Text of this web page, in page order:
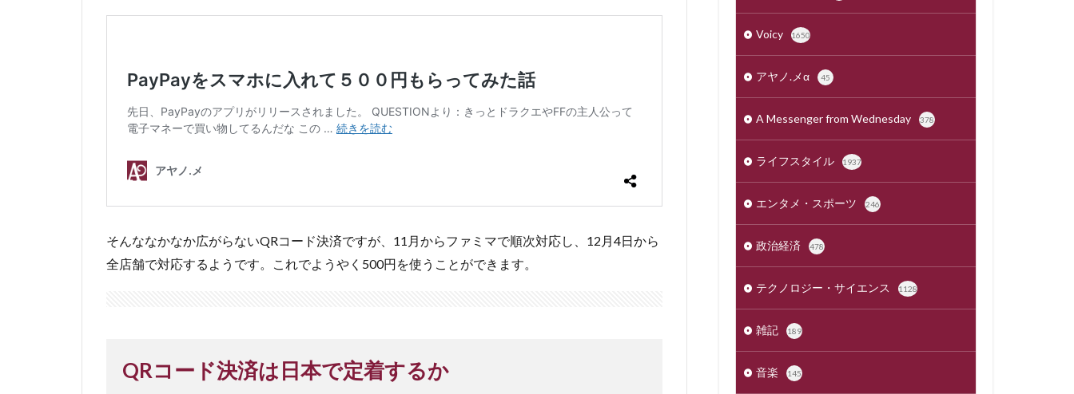
そんななかなか広がらないQRコード決済ですが、11月からファミマで順次対応し、12月4日から
全店舗で対応するようです。これでようやく500円を使うことができます。
QRコード決済は日本で定着するか
Voicy 1650
アヤノ.メα 45
A Messenger from Wednesday 378
ライフスタイル 1937
エンタメ・スポーツ 246
政治経済 478
テクノロジー・サイエンス 1128
雑記 189
音楽 145